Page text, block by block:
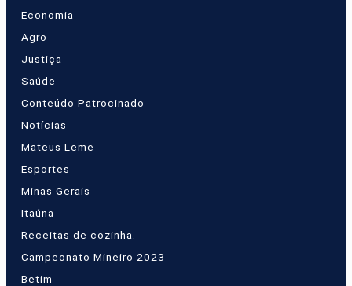
Economia
Agro
Justiça
Saúde
Conteúdo Patrocinado
Notícias
Mateus Leme
Esportes
Minas Gerais
Itaúna
Receitas de cozinha.
Campeonato Mineiro 2023
Betim